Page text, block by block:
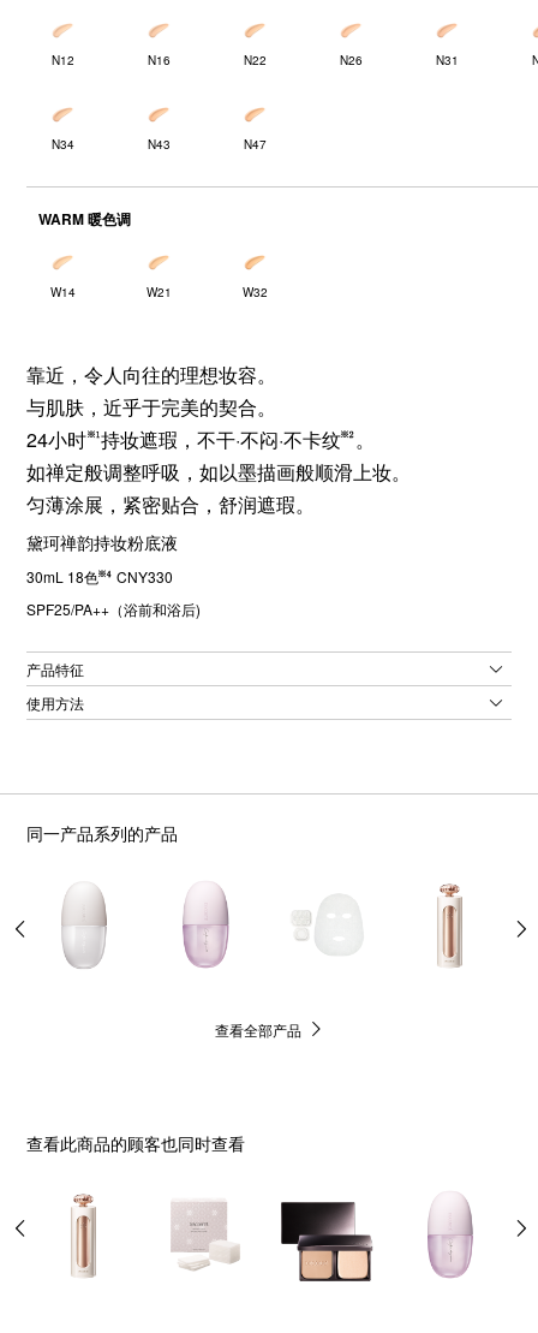
N12 N16 N22 N26 N31
N34 N43 N47
WARM 暖色调
W14 W21 W32
靠近，令人向往的理想妆容。
与肌肤，近乎于完美的契合。
24小时 持妆遮瑕，不干·不闷·不卡纹 。
如禅定般调整呼吸，如以墨描画般顺滑上妆。
匀薄涂展，紧密贴合，舒润遮瑕。
黛珂禅韵持妆粉底液
30mL 18色
CNY330
SPF25/PA++（浴前和浴后)
产品特征
使用方法
同一产品系列的产品
查看全部产品
查看此商品的顾客也同时查看